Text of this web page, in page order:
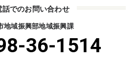
話でのお問い合わせ
地域振興部地域振興課
36-1514